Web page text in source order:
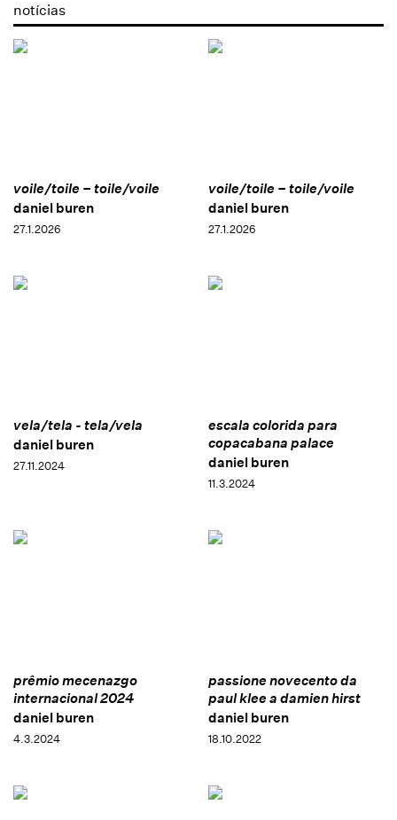
notícias
voile/toile – toile/voile
daniel buren
27.1.2026
voile/toile – toile/voile
daniel buren
27.1.2026
vela/tela - tela/vela
daniel buren
27.11.2024
escala colorida para
copacabana palace
daniel buren
11.3.2024
prêmio mecenazgo
internacional 2024
daniel buren
4.3.2024
passione novecento da
paul klee a damien hirst
daniel buren
18.10.2022